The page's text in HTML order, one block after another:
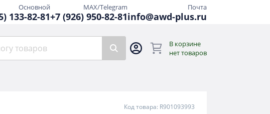
133-82-81
Основной
+7 (926) 950-82-81
MAX/Telegram
info@awd-plus.ru
Почта
В корзине
нет товаров
Код товара: R901093993